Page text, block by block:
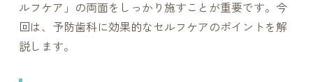
ルフケア」の両面をしっかり施すことが重要です。今
回は、予防歯科に効果的なセルフケアのポイントを解
説します。